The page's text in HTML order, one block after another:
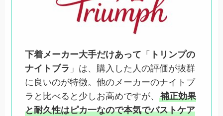
下着メーカー大手だけあって 「
トリンプの
ナイトブラ 」は、購入した人の評価が抜群
に良いのが特徴。他のメーカーのナイトブ
ラと比べると少しお高めですが、補正効果
と耐久性はピカ一なので本気でバストケア